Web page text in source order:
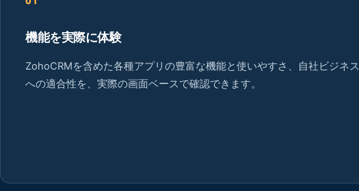
機能を実際に体験
ZohoCRMを含めた各種アプリの豊富な機能と使いやすさ、自社ビジネス
への適合性を、実際の画面ベースで確認できます。